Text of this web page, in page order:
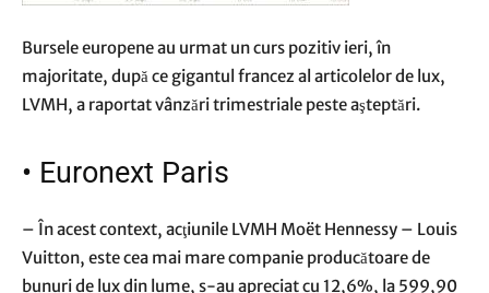
Bursele europene au urmat un curs pozitiv ieri, în
majoritate, după ce gigantul francez al articolelor de lux,
LVMH, a raportat vânzări trimestriale peste aşteptări.
• Euronext Paris
– În acest context, acţiunile LVMH Moët Hennessy – Louis
Vuitton, este cea mai mare companie producătoare de
bunuri de lux din lume, s-au apreciat cu 12,6%, la 599,90